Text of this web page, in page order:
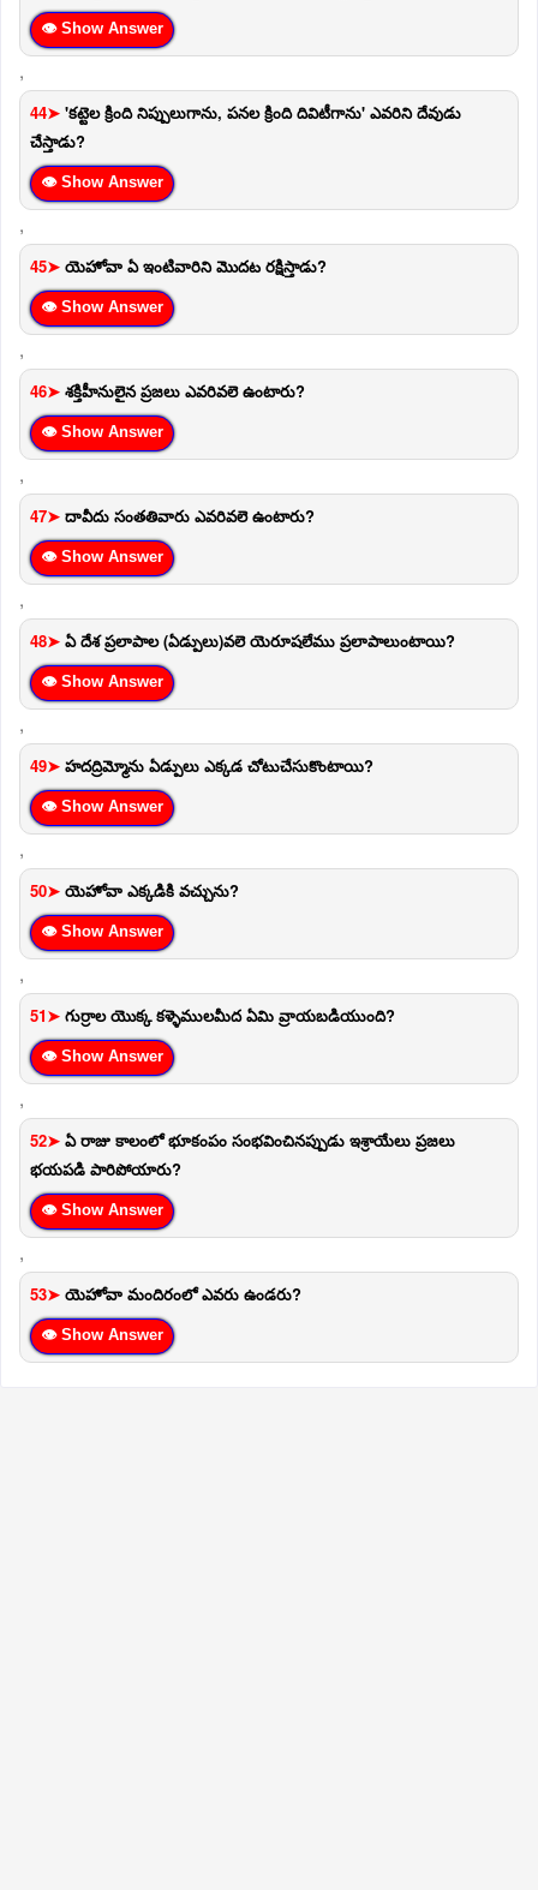
👁 Show Answer
,
44➤ 'కట్టెల క్రింది నిప్పులుగాను, పనల క్రింది దివిటీగాను' ఎవరిని దేవుడు
చేస్తాడు?
👁 Show Answer
,
45➤ యెహోవా ఏ ఇంటివారిని మొదట రక్షిస్తాడు?
👁 Show Answer
,
46➤ శక్తిహీనులైన ప్రజలు ఎవరివలె ఉంటారు?
👁 Show Answer
,
47➤ దావీదు సంతతివారు ఎవరివలె ఉంటారు?
👁 Show Answer
,
48➤ ఏ దేశ ప్రలాపాల (ఏడ్పులు)వలె యెరూషలేము ప్రలాపాలుంటాయి?
👁 Show Answer
,
49➤ హదద్రిమ్మోను ఏడ్పులు ఎక్కడ చోటుచేసుకొంటాయి?
👁 Show Answer
,
50➤ యెహోవా ఎక్కడికి వచ్చును?
👁 Show Answer
,
51➤ గుర్రాల యొక్క కళ్ళెములమీద ఏమి వ్రాయబడియుంది?
👁 Show Answer
,
52➤ ఏ రాజు కాలంలో భూకంపం సంభవించినప్పుడు ఇశ్రాయేలు ప్రజలు
భయపడి పారిపోయారు?
👁 Show Answer
,
53➤ యెహోవా మందిరంలో ఎవరు ఉండరు?
👁 Show Answer